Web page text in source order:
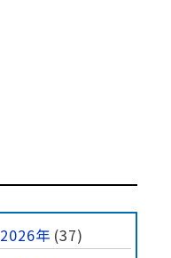
2026年 (37)